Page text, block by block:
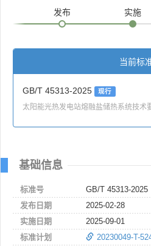
发布 实施
当前标
GB/T 45313-2025 现行
太阳能光热发电站熔融盐储热系统技术
基础信息
标准号
GB/T 45313-2025
发布日期
2025-02-28
实施日期
2025-09-01
标准计划
20230049-T-